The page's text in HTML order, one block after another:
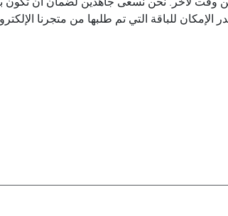
الإمكان للباقة التي تم طلبها من متجرنا